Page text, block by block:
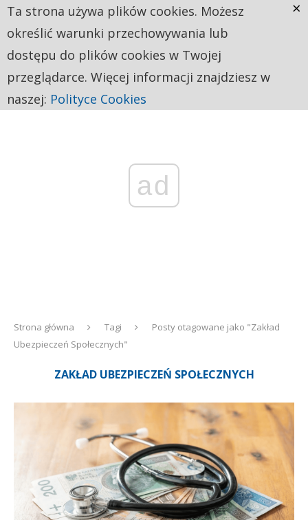
ad
Strona główna Tagi
Posty otagowane jako "Zakład
Ubezpieczeń Społecznych"
ZAKŁAD UBEZPIECZEŃ SPOŁECZNYCH
Ta strona używa plików cookies. Możesz
określić warunki przechowywania lub
dostępu do plików cookies w Twojej
przeglądarce. Więcej informacji znajdziesz w
naszej: Polityce Cookies
×